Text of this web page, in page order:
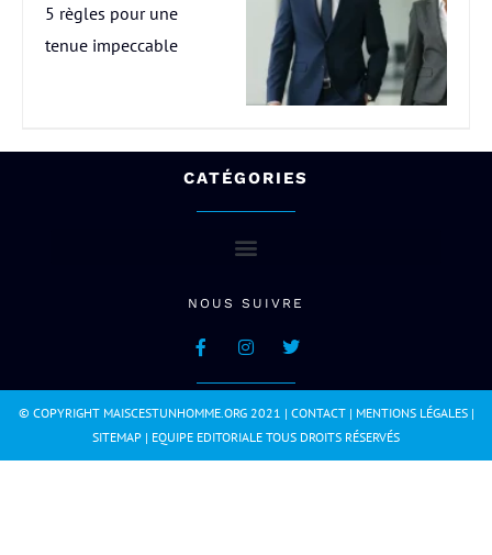
5 règles pour une
tenue impeccable
CATÉGORIES
NOUS SUIVRE
© COPYRIGHT MAISCESTUNHOMME.ORG 2021 | CONTACT| MENTIONS LÉGALES|
SITEMAP | EQUIPE EDITORIALE TOUS DROITS RÉSERVÉS